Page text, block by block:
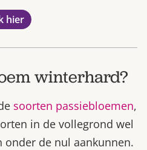
hier
winterhard?
soorten passiebloemen,
in de vollegrond wel
onder de nul aankunnen.